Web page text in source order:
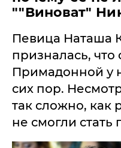
""Виноват"
Певица Наташа
призналась,
Примадонной у
сих пор.
так сложно, как
не смогли стать